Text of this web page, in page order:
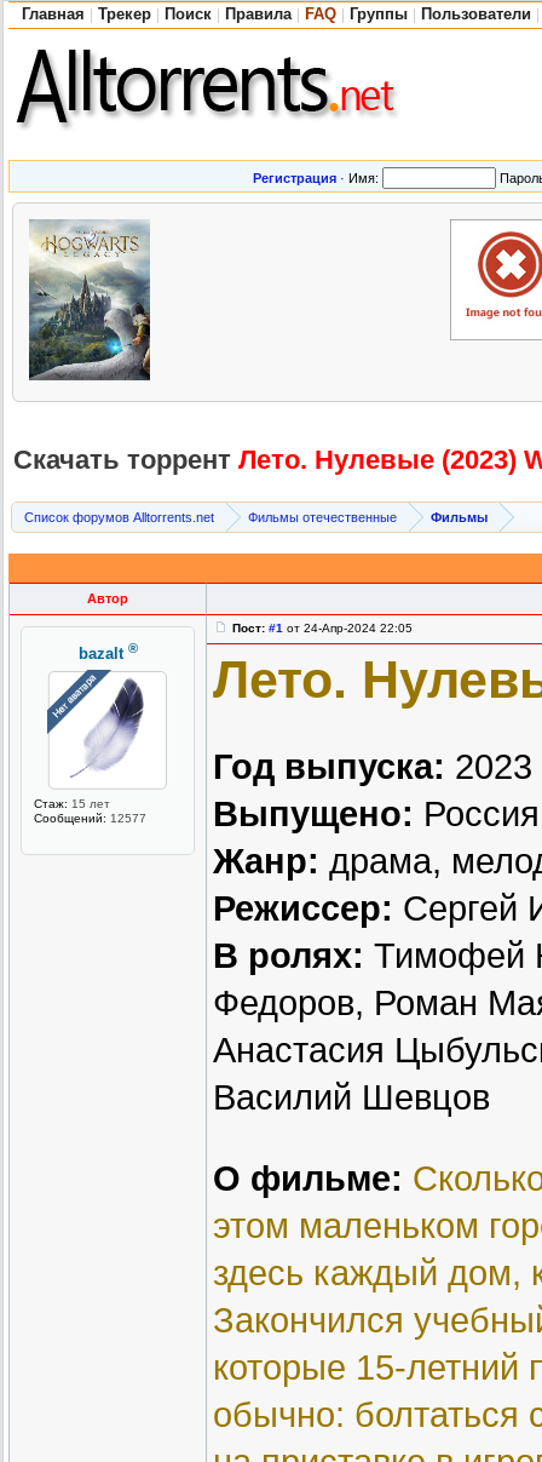
Главная Трекер Поиск Правила FAQ Группы Пользователи
Регистрация · Имя:
Скачать торрент Лето. Нулевые (2023)
Список форумов Alltorrents.net Фильмы отечественные Фильмы
Автор
bazalt ®
Стаж: 15 лет
Сообщений: 12577
Пост: #1 от 24-Апр-2024 22:05
Лето.
Год выпуска: 2023
Выпущено:
Жанр: драма,
Режиссер: Сергей
В ролях: Тимофей
Федоров, Роман
Анастасия
Василий Шевцов
О фильме:
этом маленьком
здесь каждый дом,
Закончился
которые 15-летний
обычно: болтаться